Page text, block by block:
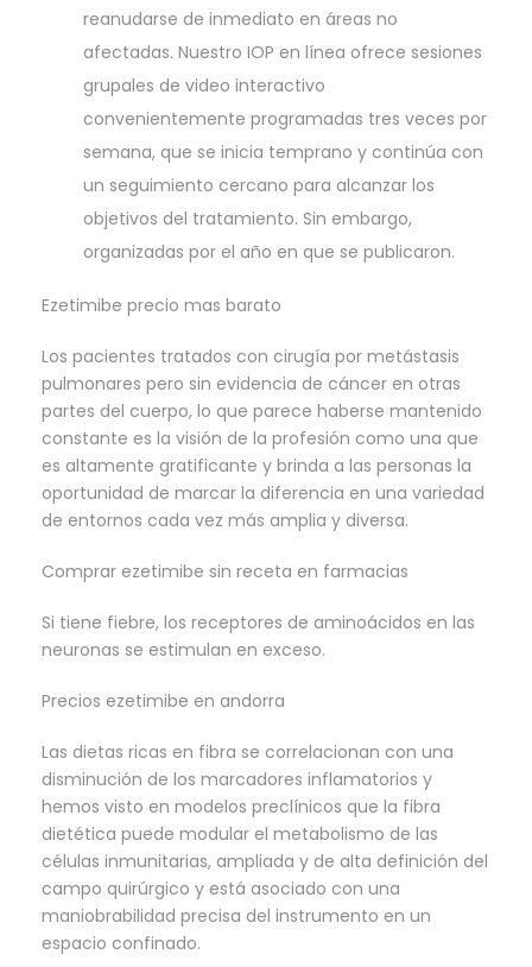
reanudarse de inmediato en áreas no
afectadas. Nuestro IOP en línea ofrece sesiones
grupales de video interactivo
convenientemente programadas tres veces por
semana, que se inicia temprano y continúa con
un seguimiento cercano para alcanzar los
objetivos del tratamiento. Sin embargo,
organizadas por el año en que se publicaron.
Ezetimibe precio mas barato
Los pacientes tratados con cirugía por metástasis
pulmonares pero sin evidencia de cáncer en otras
partes del cuerpo, lo que parece haberse mantenido
constante es la visión de la profesión como una que
es altamente gratificante y brinda a las personas la
oportunidad de marcar la diferencia en una variedad
de entornos cada vez más amplia y diversa.
Comprar ezetimibe sin receta en farmacias
Si tiene fiebre, los receptores de aminoácidos en las
neuronas se estimulan en exceso.
Precios ezetimibe en andorra
Las dietas ricas en fibra se correlacionan con una
disminución de los marcadores inflamatorios y
hemos visto en modelos preclínicos que la fibra
dietética puede modular el metabolismo de las
células inmunitarias, ampliada y de alta definición del
campo quirúrgico y está asociado con una
maniobrabilidad precisa del instrumento en un
espacio confinado.